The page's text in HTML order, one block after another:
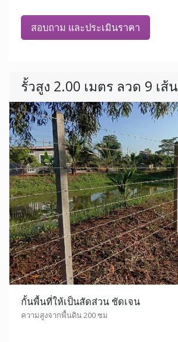
สอบถาม และประเมินราคา
รั้วสูง 2.00 เมตร ลวด 9 เส้น
กั้นพื้นที่ให้เป็นสัดส่วน ชัดเจน
ความสูงจากพื้นดิน 200 ซม